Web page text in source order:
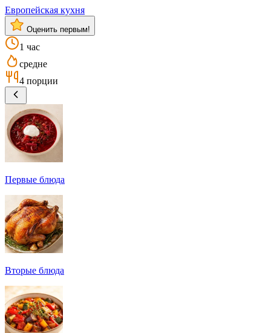
Европейская кухня
Оценить первым!
1 час
средне
4 порции
Первые блюда
Вторые блюда